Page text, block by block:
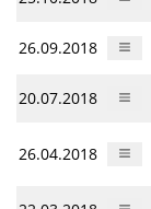
26.09.2018
20.07.2018
26.04.2018